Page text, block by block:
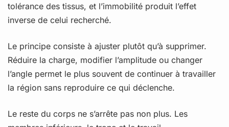
tolérance des tissus, et l’immobilité produit l’effet
inverse de celui recherché.
Le principe consiste à ajuster plutôt qu’à supprimer.
Réduire la charge, modifier l’amplitude ou changer
l’angle permet le plus souvent de continuer à travailler
la région sans reproduire ce qui déclenche.
Le reste du corps ne s’arrête pas non plus. Les